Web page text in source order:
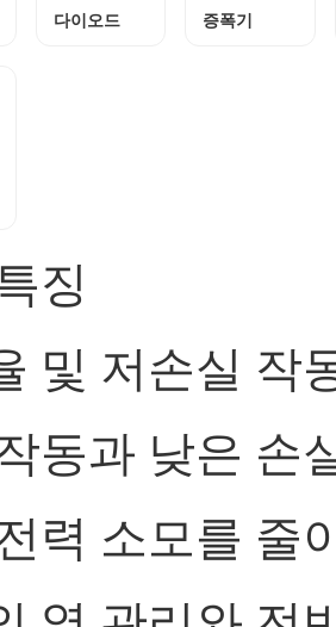
다이오드 증폭기
징
및 저손실 작
동과 낮은 손
력 소모를 줄